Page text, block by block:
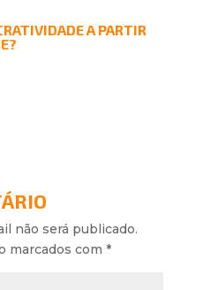
A PARTIR
não será publicado.
marcados com *